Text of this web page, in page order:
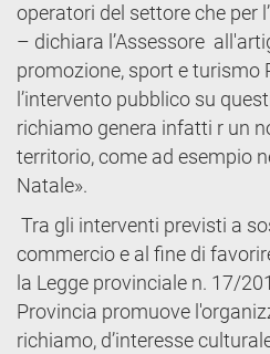
operatori del settore che per
– dichiara l’Assessore
promozione, sport e turismo
l’intervento pubblico su
richiamo genera infatti r un
territorio, come ad esempio
Natale».
Tra gli interventi previsti a
commercio e al fine di
la Legge provinciale n. 17/
Provincia promuove
richiamo, d’interesse